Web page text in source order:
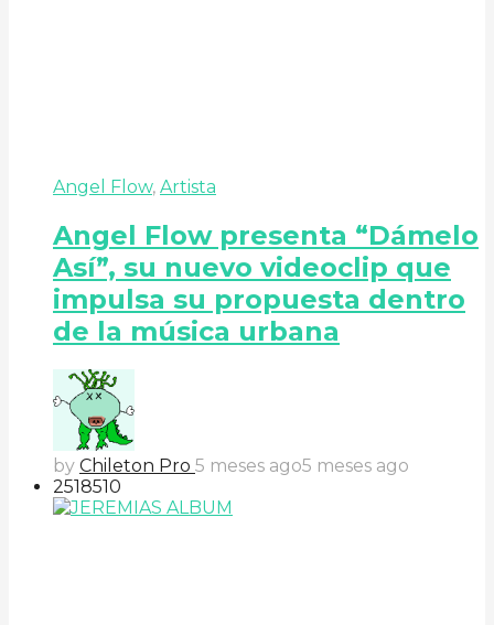
Angel Flow, Artista
Angel Flow presenta “Dámelo
Así”, su nuevo videoclip que
impulsa su propuesta dentro
de la música urbana
by Chileton Pro 5 meses ago5 meses ago
2518510